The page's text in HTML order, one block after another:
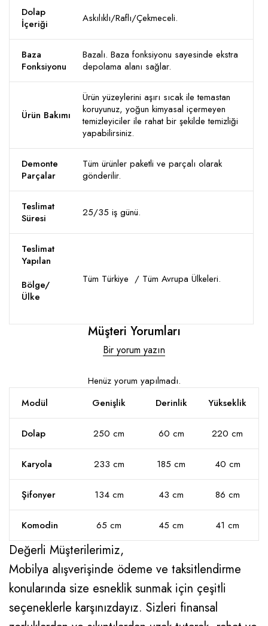
Dolap
İçeriği
Askılıklı/Raflı/Çekmeceli.
Baza
Fonksiyonu
Bazalı. Baza fonksiyonu sayesinde ekstra
depolama alanı sağlar.
Ürün Bakımı
Ürün yüzeylerini aşırı sıcak ile temastan
koruyunuz, yoğun kimyasal içermeyen
temizleyiciler ile rahat bir şekilde temizliği
yapabilirsiniz.
Demonte
Parçalar
Tüm ürünler paketli ve parçalı olarak
gönderilir.
Teslimat
Süresi
25/35 iş günü.
Teslimat
Yapılan
Bölge/
Ülke
Tüm Türkiye / Tüm Avrupa Ülkeleri.
Müşteri Yorumları
Bir yorum yazın
Henüz yorum yapılmadı.
Modül
Genişlik Derinlik Yükseklik
Dolap 250 cm 60 cm 220 cm
Karyola 233 cm 185 cm 40 cm
Şifonyer 134 cm 43 cm 86 cm
Komodin 65 cm 45 cm 41 cm
Değerli Müşterilerimiz,
Mobilya alışverişinde ödeme ve taksitlendirme
konularında size esneklik sunmak için çeşitli
seçeneklerle karşınızdayız. Sizleri finansal